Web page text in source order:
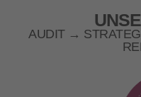
AUDIT →